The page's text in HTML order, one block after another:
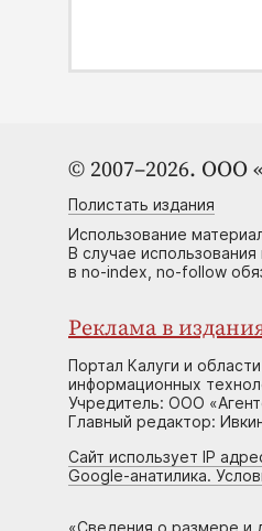
© 2007–2026. ООО
Полистать издания
Использование
В случае
в no-index, no-follow
Реклама в
Портал Калуги и
информационных
Учредитель: ООО
Главный редактор:
Сайт использует IP
Google-анатилика.
«Сведения о размере и